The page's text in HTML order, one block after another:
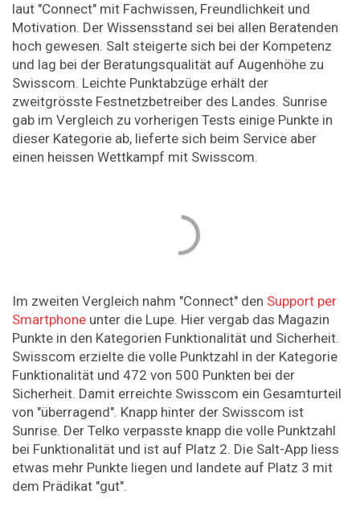
laut "Connect" mit Fachwissen, Freundlichkeit und
Motivation. Der Wissensstand sei bei allen Beratenden
hoch gewesen. Salt steigerte sich bei der Kompetenz
und lag bei der Beratungsqualität auf Augenhöhe zu
Swisscom. Leichte Punktabzüge erhält der
zweitgrösste Festnetzbetreiber des Landes. Sunrise
gab im Vergleich zu vorherigen Tests einige Punkte in
dieser Kategorie ab, lieferte sich beim Service aber
einen heissen Wettkampf mit Swisscom.
Im zweiten Vergleich nahm "Connect" den Support per
Smartphone unter die Lupe. Hier vergab das Magazin
Punkte in den Kategorien Funktionalität und Sicherheit.
Swisscom erzielte die volle Punktzahl in der Kategorie
Funktionalität und 472 von 500 Punkten bei der
Sicherheit. Damit erreichte Swisscom ein Gesamturteil
von "überragend". Knapp hinter der Swisscom ist
Sunrise. Der Telko verpasste knapp die volle Punktzahl
bei Funktionalität und ist auf Platz 2. Die Salt-App liess
etwas mehr Punkte liegen und landete auf Platz 3 mit
dem Prädikat "gut".